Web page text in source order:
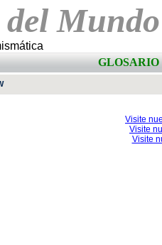
Mundo
Visite
Visite
Visite